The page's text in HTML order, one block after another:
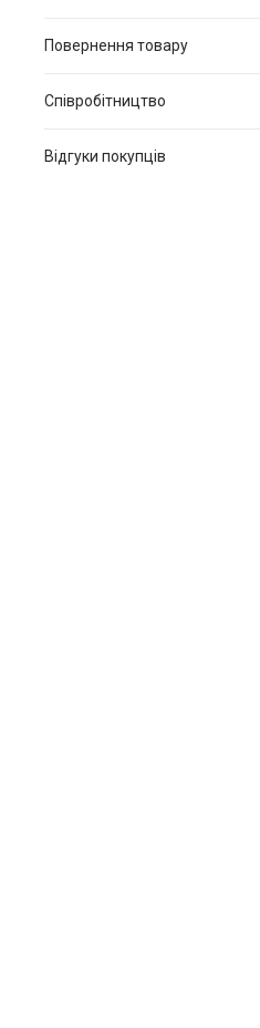
Повернення товару
Співробітництво
Відгуки покупців